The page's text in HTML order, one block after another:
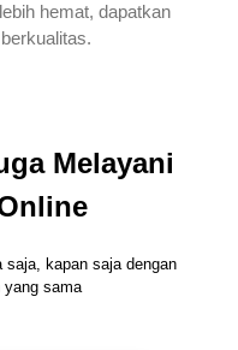
hemat, dapatkan
Melayani
saja, kapan saja dengan
yang sama